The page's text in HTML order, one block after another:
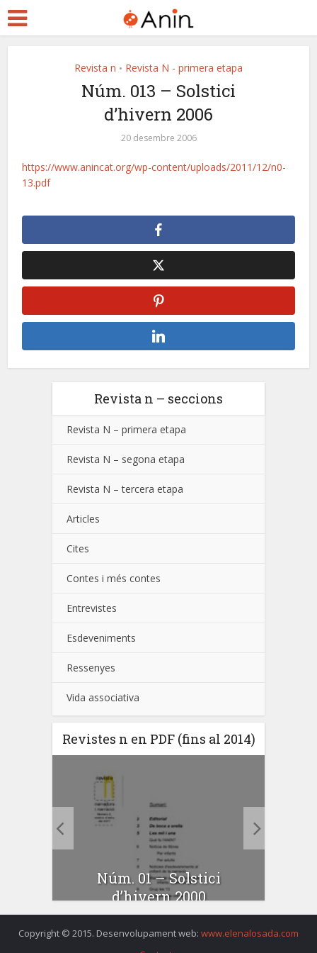
Revista n • Revista N - primera etapa
Núm. 013 – Solstici
d’hivern 2006
20 desembre 2006
https://www.anincat.org/wp-content/uploads/2011/12/n0-
13.pdf
Revista n – seccions
Revista N – primera etapa
Revista N – segona etapa
Revista N – tercera etapa
Articles
Cites
Contes i més contes
Entrevistes
Esdeveniments
Ressenyes
Vida associativa
Revistes n en PDF (fins al 2014)
Núm. 01 – Solstici
d’hivern 2000
Copyright © 2015. Desenvolupament web: www.elenalosada.com